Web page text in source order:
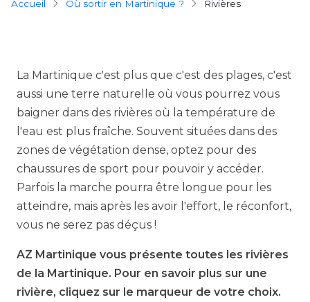
Breadcrumb
Accueil Où sortir en Martinique ? rivières
La Martinique c'est plus que c'est des plages, c'est
aussi une terre naturelle où vous pourrez vous
baigner dans des rivières où la température de
l'eau est plus fraîche. Souvent situées dans des
zones de végétation dense, optez pour des
chaussures de sport pour pouvoir y accéder.
Parfois la marche pourra être longue pour les
atteindre, mais après les avoir l'effort, le réconfort,
vous ne serez pas déçus !
AZ Martinique vous présente toutes les rivières
de la Martinique. Pour en savoir plus sur une
rivière, cliquez sur le marqueur de votre choix.